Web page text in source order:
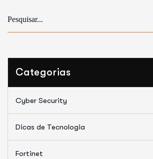
Categorias
Cyber Security
Dicas de Tecnologia
Fortinet